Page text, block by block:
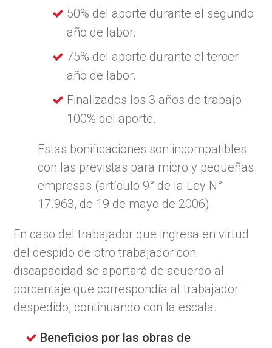
50% del aporte durante el segundo
año de labor.
75% del aporte durante el tercer
año de labor.
Finalizados los 3 años de trabajo
100% del aporte.
Estas bonificaciones son incompatibles
con las previstas para micro y pequeñas
empresas (artículo 9° de la Ley N°
17.963, de 19 de mayo de 2006).
En caso del trabajador que ingresa en virtud
del despido de otro trabajador con
discapacidad se aportará de acuerdo al
porcentaje que correspondía al trabajador
despedido, continuando con la escala.
Beneficios por las obras de